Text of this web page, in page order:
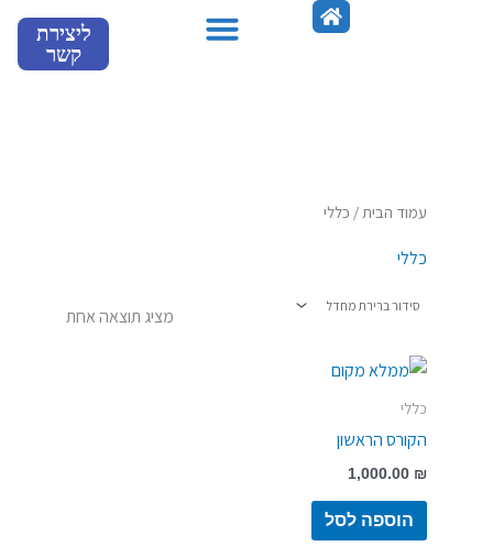
ליצירת
קשר
עמוד הבית/ כללי
כללי
מציג תוצאה אחת
כללי
הקורס הראשון
1,000.00 ₪
הוספה לסל